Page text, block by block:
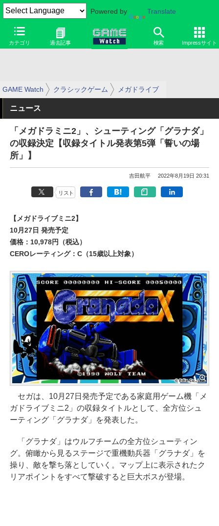
Powered by Translate
カテゴリ 過去記事 検索 Impressサイト
GAME Watch クラシックゲーム メガドライブ
ニュース
「メガドラミニ2」、シューティング「グラナダ」
の収録決定【収録タイトル発表第5弾「誓いの場
所」】
吉田航平 2022年8月19日 20:31
リスト
【メガドライブミニ2】
10月27日 発売予定
価格：10,978円（税込）
CEROレーティング：C（15歳以上対象）
セガは、10月27日発売予定である家庭用ゲーム機「メ
ガドライブミニ2」の収録タイトルとして、全方位シュ
ーティング「グラナダ」を発表した。
「グラナダ」はウルフチームの全方位シューティン
グ。俯瞰から見るステージで重機動兵器「グラナダ」を
操り、敵を撃ち落としていく。マップ上に表示されたク
リアポイントをすべて撃破すると巨大ボスが登場。